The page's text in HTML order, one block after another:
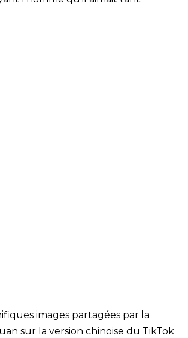
images partagées par la
sur la version chinoise du TikTok